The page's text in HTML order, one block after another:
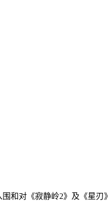
和对《寂静岭2》及《星刃